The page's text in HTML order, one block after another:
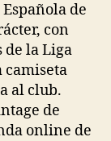
de
con
de la Liga
camiseta
al club.
de
online de